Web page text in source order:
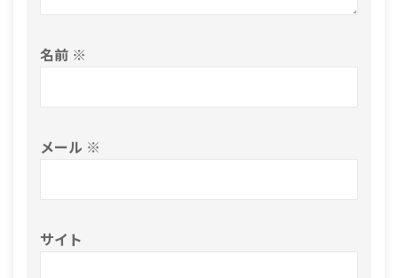
名前 ※
メール ※
サイト